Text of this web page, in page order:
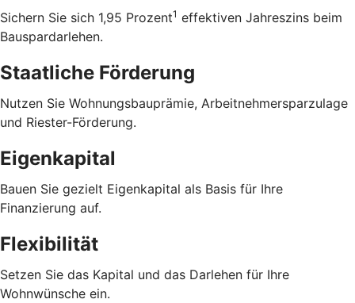
Sichern Sie sich 1,95 Prozent1 effektiven Jahreszins beim
Bauspardarlehen.
Staatliche Förderung
Nutzen Sie Wohnungsbauprämie, Arbeitnehmersparzulage
und Riester-Förderung.
Eigenkapital
Bauen Sie gezielt Eigenkapital als Basis für Ihre
Finanzierung auf.
Flexibilität
Setzen Sie das Kapital und das Darlehen für Ihre
Wohnwünsche ein.